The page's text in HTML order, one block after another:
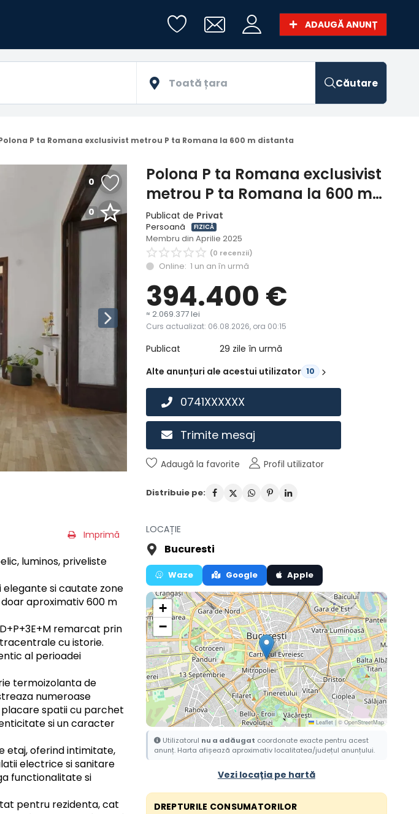
ADAUGĂ ANUNȚ
Căutare
P ta Romana exclusivist metrou P ta Romana la 600 m distanta
0
0
Polona P ta Romana exclusivist
metrou P ta Romana la 600 m
distanta
Publicat de Privat
Persoană FIZICĂ
Membru din Aprilie 2025
(0 recenzii)
Online: 1 un an în urmă
394.400 €
≈ 2.069.377 lei
Curs actualizat: 06.08.2026, ora 00:15
Publicat
29 zile în urmă
Alte anunțuri ale acestui utilizator 10
0741XXXXXX
Trimite mesaj
Adaugă la favorite Profil utilizator
Distribuie pe:
Imprimă
luminos, priveliste
si cautate zone
doar aproximativ 600 m
remarcat prin
cu istorie.
al perioadei
termoizolanta de
numeroase
spatii cu parchet
si un caracter
etaj, oferind intimitate,
electrice si sanitare
functionalitate si
pentru rezidenta, cat
LOCAȚIE
Bucuresti
Waze Google Apple
+
−
Leaflet |© OpenStreetMap
Utilizatorul nu a adăugat coordonate exacte pentru acest
anunț. Harta afișează aproximativ localitatea/județul anunțului.
Vezi locația pe hartă
DREPTURILE CONSUMATORILOR